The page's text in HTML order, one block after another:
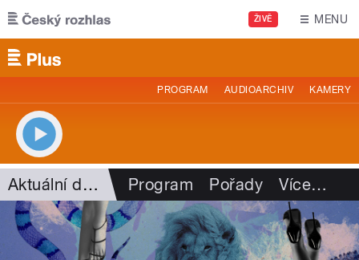
Přejít k hlavnímu obsahu
ŽIVĚ MENU
PROGRAM AUDIOARCHIV KAMERY
Aktuální dění Program Pořady Více…